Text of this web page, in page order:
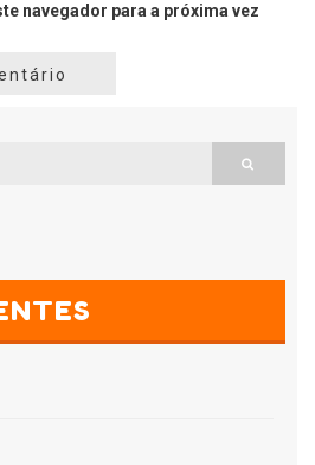
navegador para a próxima vez